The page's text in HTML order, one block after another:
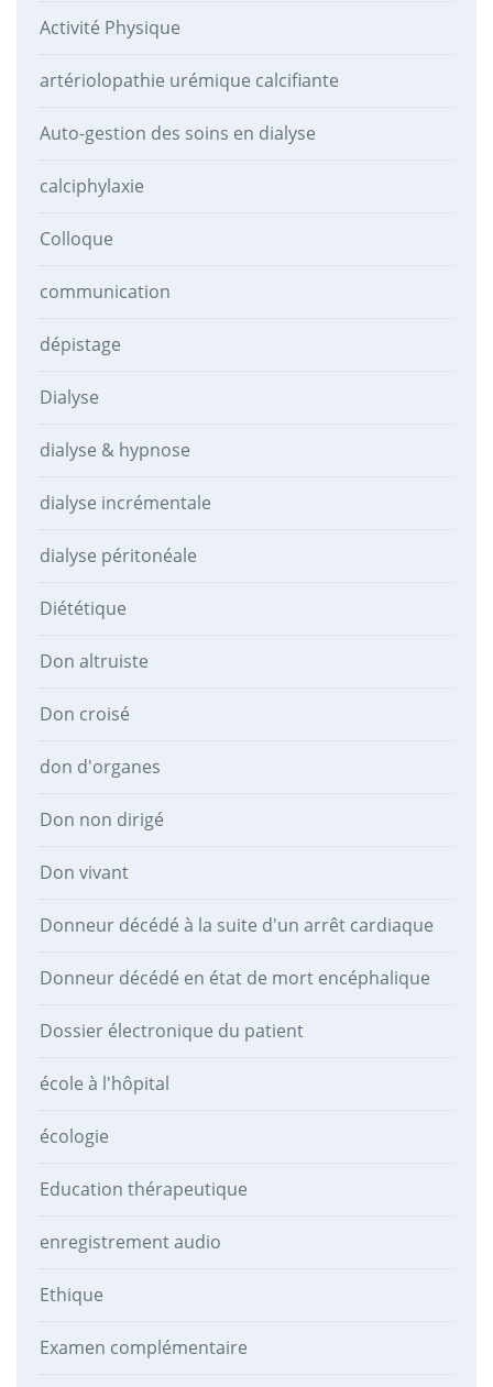
Activité Physique
artériolopathie urémique calcifiante
Auto-gestion des soins en dialyse
calciphylaxie
Colloque
communication
dépistage
Dialyse
dialyse & hypnose
dialyse incrémentale
dialyse péritonéale
Diététique
Don altruiste
Don croisé
don d'organes
Don non dirigé
Don vivant
Donneur décédé à la suite d'un arrêt cardiaque
Donneur décédé en état de mort encéphalique
Dossier électronique du patient
école à l'hôpital
écologie
Education thérapeutique
enregistrement audio
Ethique
Examen complémentaire